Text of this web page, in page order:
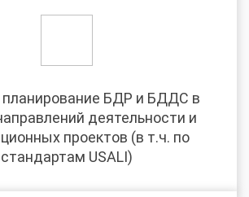
планирование БДР и БДДС в
деятельности и
проектов (в т.ч. по
стандартам USALI)